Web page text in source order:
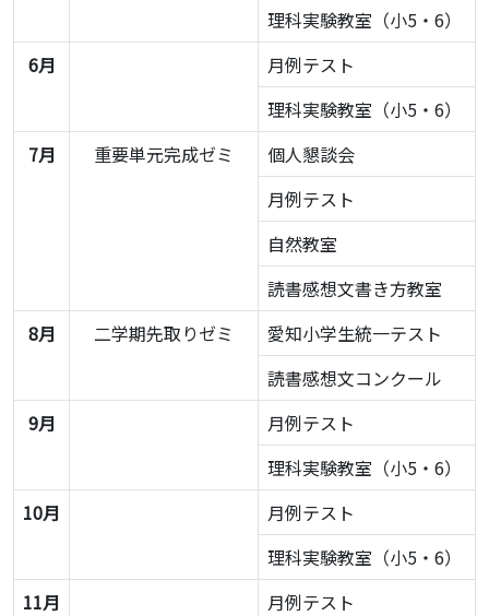
理科実験教室（小5・6）
6月
月例テスト
理科実験教室（小5・6）
7月
重要単元完成ゼミ
個人懇談会
月例テスト
自然教室
読書感想文書き方教室
8月
二学期先取りゼミ
愛知小学生統一テスト
読書感想文コンクール
9月
月例テスト
理科実験教室（小5・6）
10月
月例テスト
理科実験教室（小5・6）
11月
月例テスト